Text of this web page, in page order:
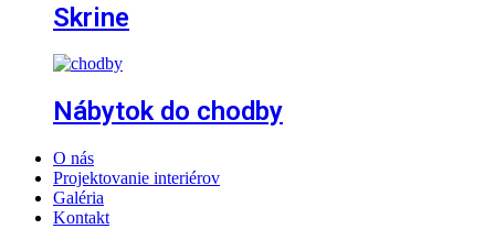
Skrine
Nábytok do chodby
O nás
Projektovanie interiérov
Galéria
Kontakt